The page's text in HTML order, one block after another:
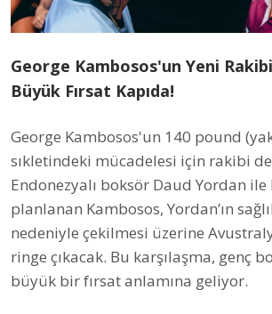
George Kambosos'un Yeni
Büyük Fırsat Kapıda!
George Kambosos'un 140 pound
sıkletindeki mücadelesi için rakibi
Endonezyalı boksör Daud Yordan ile
planlanan Kambosos, Yordan’ın
nedeniyle çekilmesi üzerine
ringe çıkacak. Bu karşılaşma, genç
büyük bir fırsat anlamına geliyor.